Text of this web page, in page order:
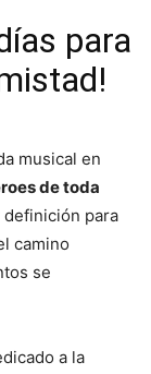
para
musical en
de toda
para
camino
se
a la